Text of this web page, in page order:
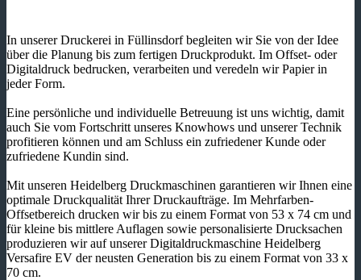
In unserer Druckerei in Füllinsdorf begleiten wir Sie von der Idee
über die Planung bis zum fertigen Druckprodukt. Im Offset- oder
Digitaldruck bedrucken, verarbeiten und veredeln wir Papier in
jeder Form.
Eine persönliche und individuelle Betreuung ist uns wichtig, damit
auch Sie vom Fortschritt unseres Knowhows und unserer Technik
profitieren können und am Schluss ein zufriedener Kunde oder
zufriedene Kundin sind.
Mit unseren Heidelberg Druckmaschinen garantieren wir Ihnen eine
optimale Druckqualität Ihrer Druckaufträge. Im Mehrfarben-
Offsetbereich drucken wir bis zu einem Format von 53 x 74 cm und
für kleine bis mittlere Auflagen sowie personalisierte Drucksachen
produzieren wir auf unserer Digitaldruckmaschine Heidelberg
Versafire EV der neusten Generation bis zu einem Format von 33 x
70 cm.